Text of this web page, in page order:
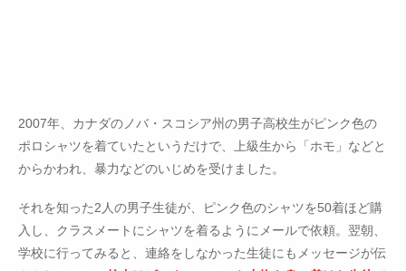
2007年、カナダのノバ・スコシア州の男子高校生がピンク色の
ポロシャツを着ていたというだけで、上級生から「ホモ」などと
からかわれ、暴力などのいじめを受けました。
それを知った2人の男子生徒が、ピンク色のシャツを50着ほど購
入し、クラスメートにシャツを着るようにメールで依頼。翌朝、
学校に行ってみると、連絡をしなかった生徒にもメッセージが伝